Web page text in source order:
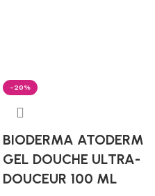
-20%
BIODERMA ATODERM
GEL DOUCHE ULTRA-
DOUCEUR 100 ML